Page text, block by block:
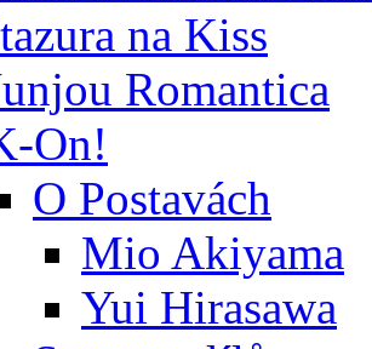
na Kiss
Romantica
On!
O Postavách
Mio Akiyama
Yui Hirasawa